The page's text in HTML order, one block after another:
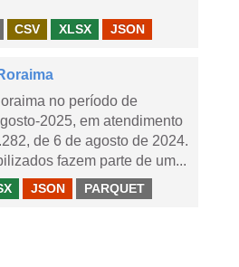
CSV XLSX JSON
no período de
2025, em atendimento
de 6 de agosto de 2024.
fazem parte de um...
JSON PARQUET